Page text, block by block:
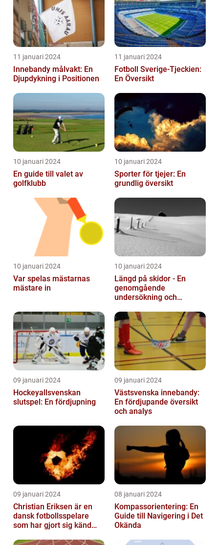
11 januari 2024
Innebandy målvakt: En
Djupdykning i Positionen
11 januari 2024
Fotboll Sverige-Tjeckien:
En Översikt
10 januari 2024
En guide till valet av
golfklubb
10 januari 2024
Sporter för tjejer: En
grundlig översikt
10 januari 2024
Var spelas mästarnas
mästare in
10 januari 2024
Längd på skidor - En
genomgående
undersökning och
09 januari 2024
Hockeyallsvenskan
slutspel: En fördjupning
09 januari 2024
Västsvenska innebandy:
En fördjupande översikt
och analys
09 januari 2024
Christian Eriksen är en
dansk fotbollsspelare
som har gjort sig känd
08 januari 2024
Kompassorientering: En
Guide till Navigering i Det
Okända